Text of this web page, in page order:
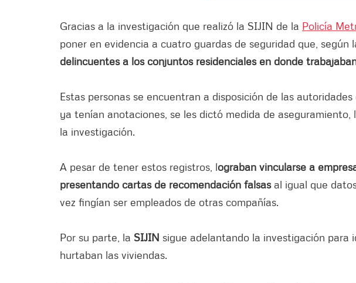
Gracias a la investigación que realizó la SIJIN de la Policía
poner en evidencia a cuatro guardas de seguridad que, según
delincuentes a los conjuntos residenciales en donde
Estas personas se encuentran a disposición de las
ya tenían anotaciones, se les dictó medida de aseguramiento,
la investigación.
A pesar de tener estos registros, lograban vincularse a
presentando cartas de recomendación falsasal igual que
vez fingían ser empleados de otras compañías.
Por su parte, la SIJIN sigue adelantando la investigación para
hurtaban las viviendas.